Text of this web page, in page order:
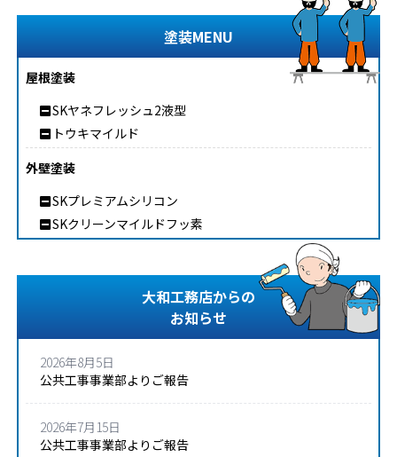
塗装MENU
屋根塗装
SKヤネフレッシュ2液型
トウキマイルド
外壁塗装
SKプレミアムシリコン
SKクリーンマイルドフッ素
大和工務店からの
お知らせ
2026年8月5日
公共工事事業部よりご報告
2026年7月15日
公共工事事業部よりご報告